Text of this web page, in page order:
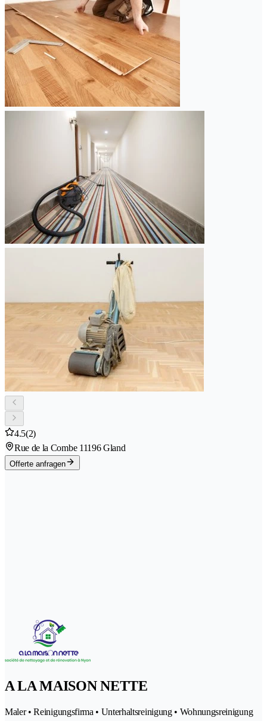
4.5(2)
Rue de la Combe 11196 Gland
Offerte anfragen
A LA MAISON NETTE
Maler • Reinigungsfirma • Unterhaltsreinigung • Wohnungsreinigung